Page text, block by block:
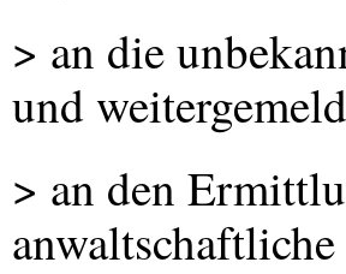
> an die
und
> an den